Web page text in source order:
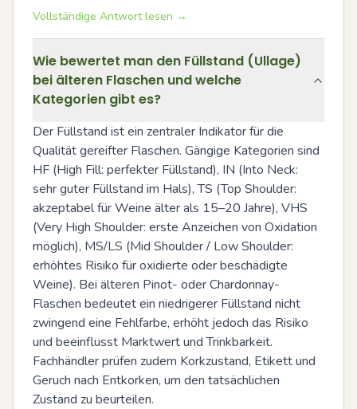
Vollständige Antwort lesen →
Wie bewertet man den Füllstand (Ullage)
bei älteren Flaschen und welche
Kategorien gibt es?
Der Füllstand ist ein zentraler Indikator für die
Qualität gereifter Flaschen. Gängige Kategorien sind
HF (High Fill: perfekter Füllstand), IN (Into Neck:
sehr guter Füllstand im Hals), TS (Top Shoulder:
akzeptabel für Weine älter als 15–20 Jahre), VHS
(Very High Shoulder: erste Anzeichen von Oxidation
möglich), MS/LS (Mid Shoulder / Low Shoulder:
erhöhtes Risiko für oxidierte oder beschädigte
Weine). Bei älteren Pinot- oder Chardonnay-
Flaschen bedeutet ein niedrigerer Füllstand nicht
zwingend eine Fehlfarbe, erhöht jedoch das Risiko
und beeinflusst Marktwert und Trinkbarkeit.
Fachhändler prüfen zudem Korkzustand, Etikett und
Geruch nach Entkorken, um den tatsächlichen
Zustand zu beurteilen.